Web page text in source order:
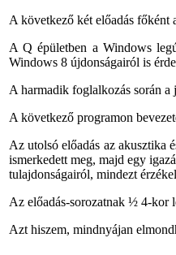
A következő két előadás főként
A Q épületben a Windows
Windows 8 újdonságairól is
A harmadik foglalkozás során
A következő programon
Az utolsó előadás az akusztika
ismerkedett meg, majd egy
tulajdonságairól, mindezt
Az előadás-sorozatnak ½ 4-kor
Azt hiszem, mindnyájan